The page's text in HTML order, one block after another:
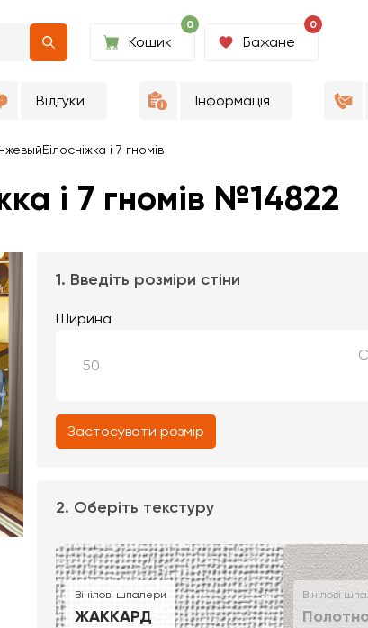
0
Кошик
0
Бажане
Відгуки Інформація
Білосніжка і 7 гномів
і 7 гномів №14822
1. Введіть розміри стіни
Ширина
Застосувати розмір
2. Оберіть текстуру
Вінілові шпалери
ЖАККАРД
Вінілові